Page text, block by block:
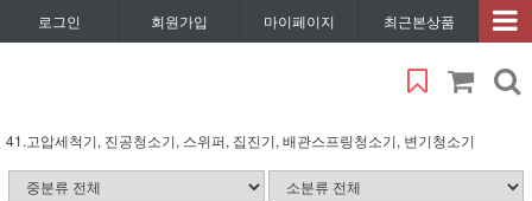
로그인 회원가입 마이페이지 최근본상품
41.고압세척기, 진공청소기, 스위퍼, 집진기, 배관스프링청소기, 변기청소기